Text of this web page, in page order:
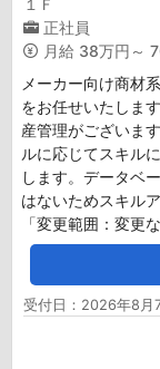
１Ｆ
正社員
月給 38万円～
メーカー向け商材
をお任せいたしま
産管理がございま
ルに応じてスキル
します。データベ
はないためスキル
「変更範囲：変更な
受付日：2026年8